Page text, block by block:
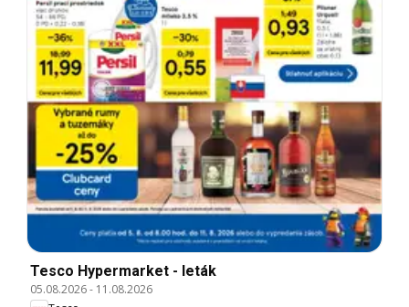
Tesco Hypermarket - leták
05.08.2026- 11.08.2026